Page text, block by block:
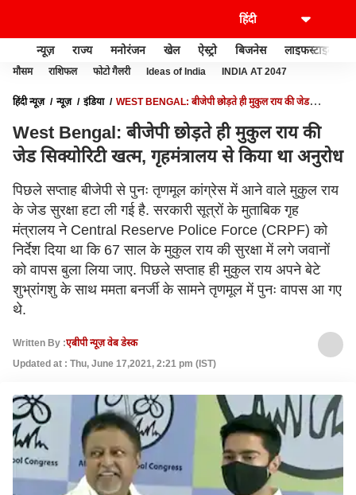
न्यूज़ राज्य मनोरंजन खेल ऐस्ट्रो बिजनेस लाइफस्टाइल
मौसम राशिफल फोटो गैलरी Ideas of India INDIA AT 2047
हिंदी न्यूज़ न्यूज़ इंडिया
WEST BENGAL: बीजेपी छोड़ते ही मुकुल राय की जेड
West Bengal: बीजेपी छोड़ते ही मुकुल राय की
जेड सिक्योरिटी खत्म, गृहमंत्रालय से किया था अनुरोध
पिछले सप्ताह बीजेपी से पुनः तृणमूल कांग्रेस में आने वाले मुकुल राय
के जेड सुरक्षा हटा ली गई है. सरकारी सूत्रों के मुताबिक गृह
मंत्रालय ने Central Reserve Police Force (CRPF) को
निर्देश दिया था कि 67 साल के मुकुल राय की सुरक्षा में लगे जवानों
को वापस बुला लिया जाए. पिछले सप्ताह ही मुकुल राय अपने बेटे
शुभ्रांगशु के साथ ममता बनर्जी के सामने तृणमूल में पुनः वापस आ गए
थे.
Written By :एबीपी न्यूज़ वेब डेस्क
Updated at : Thu, June 17,2021, 2:21 pm (IST)